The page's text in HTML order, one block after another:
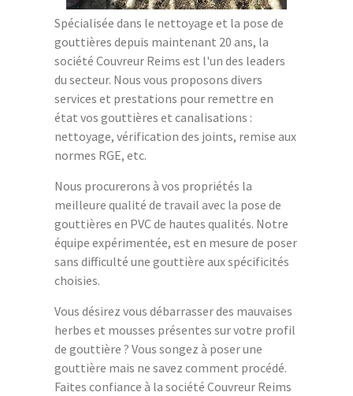
Spécialisée dans le nettoyage et la pose de
gouttières depuis maintenant 20 ans, la
société Couvreur Reims est l'un des leaders
du secteur. Nous vous proposons divers
services et prestations pour remettre en
état vos gouttières et canalisations :
nettoyage, vérification des joints, remise aux
normes RGE, etc.
Nous procurerons à vos propriétés la
meilleure qualité de travail avec la pose de
gouttières en PVC de hautes qualités. Notre
équipe expérimentée, est en mesure de poser
sans difficulté une gouttière aux spécificités
choisies.
Vous désirez vous débarrasser des mauvaises
herbes et mousses présentes sur votre profil
de gouttière ? Vous songez à poser une
gouttière mais ne savez comment procédé.
Faites confiance à la société Couvreur Reims